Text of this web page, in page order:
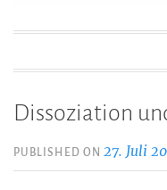
Dissoziation
PUBLISHED ON 27. Juli